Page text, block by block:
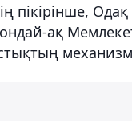
пікірінше,
ақ